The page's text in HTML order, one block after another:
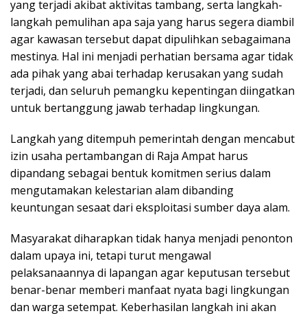
yang terjadi akibat aktivitas tambang, serta langkah-
langkah pemulihan apa saja yang harus segera diambil
agar kawasan tersebut dapat dipulihkan sebagaimana
mestinya. Hal ini menjadi perhatian bersama agar tidak
ada pihak yang abai terhadap kerusakan yang sudah
terjadi, dan seluruh pemangku kepentingan diingatkan
untuk bertanggung jawab terhadap lingkungan.
Langkah yang ditempuh pemerintah dengan mencabut
izin usaha pertambangan di Raja Ampat harus
dipandang sebagai bentuk komitmen serius dalam
mengutamakan kelestarian alam dibanding
keuntungan sesaat dari eksploitasi sumber daya alam.
Masyarakat diharapkan tidak hanya menjadi penonton
dalam upaya ini, tetapi turut mengawal
pelaksanaannya di lapangan agar keputusan tersebut
benar-benar memberi manfaat nyata bagi lingkungan
dan warga setempat. Keberhasilan langkah ini akan